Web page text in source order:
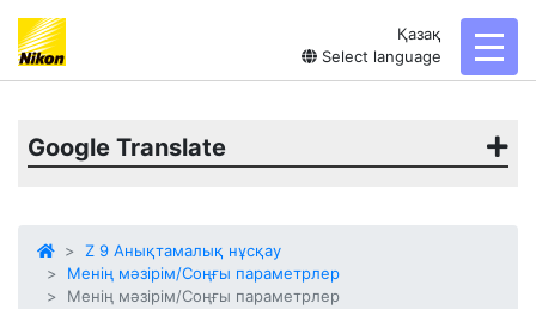
Қазақ
Select language
Google Translate
Z 9 Анықтамалық нұсқау
Менің мәзірім/Соңғы параметрлер
Менің мәзірім/Соңғы параметрлер